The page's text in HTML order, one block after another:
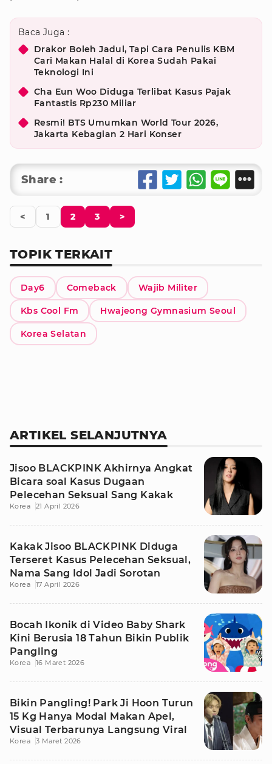
Baca Juga :
Drakor Boleh Jadul, Tapi Cara Penulis KBM
Cari Makan Halal di Korea Sudah Pakai
Teknologi Ini
Cha Eun Woo Diduga Terlibat Kasus Pajak
Fantastis Rp230 Miliar
Resmi! BTS Umumkan World Tour 2026,
Jakarta Kebagian 2 Hari Konser
Share :
< 1 2 3 >
TOPIK TERKAIT
Day6 Comeback Wajib Militer
Kbs Cool Fm Hwajeong Gymnasium Seoul
Korea Selatan
ARTIKEL SELANJUTNYA
Jisoo BLACKPINK Akhirnya Angkat
Bicara soal Kasus Dugaan
Pelecehan Seksual Sang Kakak
Korea 21 April 2026
Kakak Jisoo BLACKPINK Diduga
Terseret Kasus Pelecehan Seksual,
Nama Sang Idol Jadi Sorotan
Korea 17 April 2026
Bocah Ikonik di Video Baby Shark
Kini Berusia 18 Tahun Bikin Publik
Pangling
Korea 16 Maret 2026
Bikin Pangling! Park Ji Hoon Turun
15 Kg Hanya Modal Makan Apel,
Visual Terbarunya Langsung Viral
Korea 3 Maret 2026